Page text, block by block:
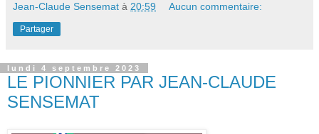
Jean-Claude Sensemat à 20:59 Aucun commentaire:
Partager
lundi 4 septembre 2023
LE PIONNIER PAR JEAN-CLAUDE
SENSEMAT